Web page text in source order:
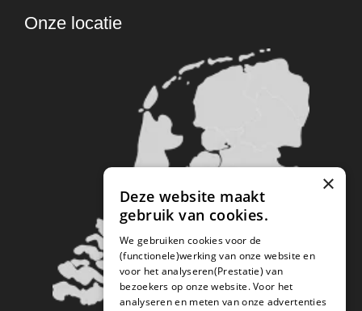
Onze locatie
×
Deze website maakt
gebruik van cookies.
We gebruiken cookies voor de
(functionele)werking van onze website en
voor het analyseren(Prestatie) van
bezoekers op onze website. Voor het
analyseren en meten van onze advertenties